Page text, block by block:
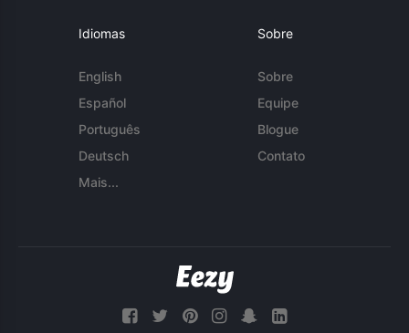
Idiomas
English
Español
Português
Deutsch
Mais...
Sobre
Sobre
Equipe
Blogue
Contato